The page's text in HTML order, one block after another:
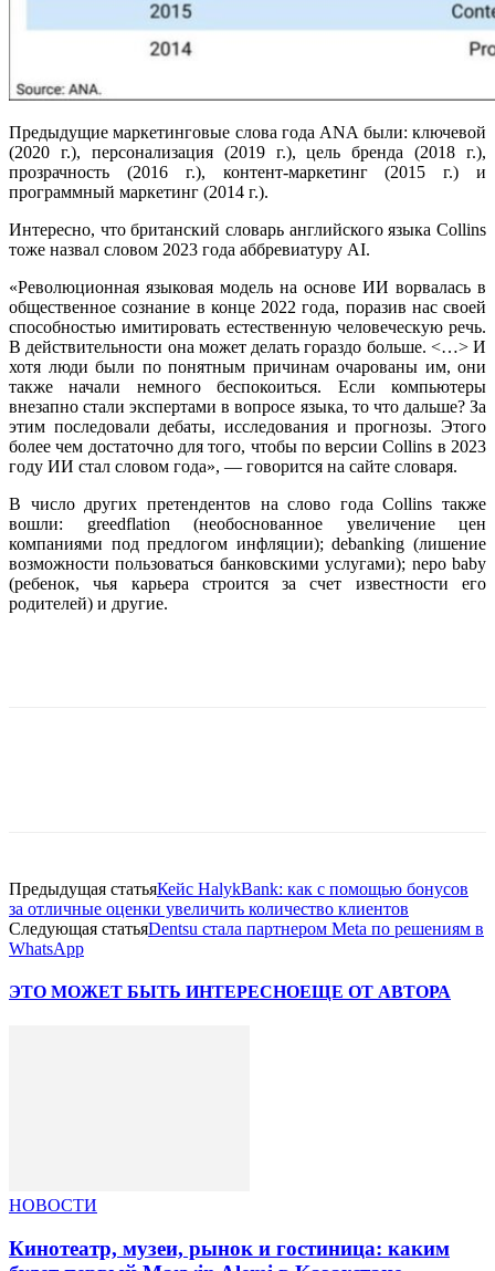
Предыдущие маркетинговые слова года ANA были: ключевой
(2020 г.), персонализация (2019 г.), цель бренда (2018 г.),
прозрачность (2016 г.), контент-маркетинг (2015 г.) и
программный маркетинг (2014 г.).
Интересно, что британский словарь английского языка Collins
тоже назвал словом 2023 года аббревиатуру AI.
«Революционная языковая модель на основе ИИ ворвалась в
общественное сознание в конце 2022 года, поразив нас своей
способностью имитировать естественную человеческую речь.
В действительности она может делать гораздо больше. <…> И
хотя люди были по понятным причинам очарованы им, они
также начали немного беспокоиться. Если компьютеры
внезапно стали экспертами в вопросе языка, то что дальше? За
этим последовали дебаты, исследования и прогнозы. Этого
более чем достаточно для того, чтобы по версии Collins в 2023
году ИИ стал словом года», — говорится на сайте словаря.
В число других претендентов на слово года Collins также
вошли: greedflation (необоснованное увеличение цен
компаниями под предлогом инфляции); debanking (лишение
возможности пользоваться банковскими услугами); nepo baby
(ребенок, чья карьера строится за счет известности его
родителей) и другие.
Предыдущая статьяКейс HalykBank: как с помощью бонусов
за отличные оценки увеличить количество клиентов
Следующая статьяDentsu стала партнером Meta по решениям в
WhatsApp
ЭТО МОЖЕТ БЫТЬ ИНТЕРЕСНОЕЩЕ ОТ АВТОРА
НОВОСТИ
Кинотеатр, музеи, рынок и гостиница: каким